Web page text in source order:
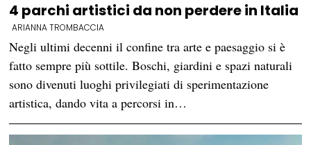
4 parchi artistici da non perdere in Italia
ARIANNA TROMBACCIA
Negli ultimi decenni il confine tra arte e paesaggio si è
fatto sempre più sottile. Boschi, giardini e spazi naturali
sono divenuti luoghi privilegiati di sperimentazione
artistica, dando vita a percorsi in…